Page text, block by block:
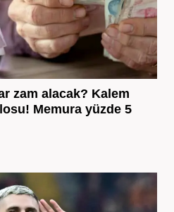
zam alacak? Kalem
Memura yüzde 5